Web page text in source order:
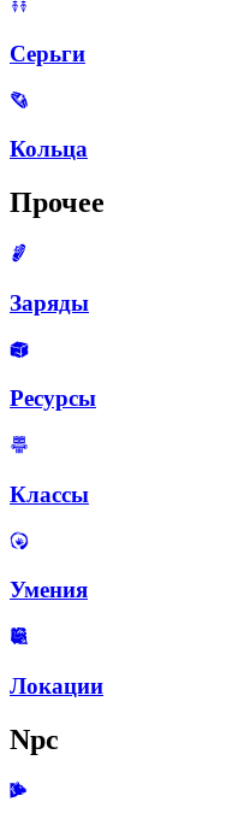
Серьги
Кольца
Прочее
Заряды
Ресурсы
Классы
Умения
Локации
Npc